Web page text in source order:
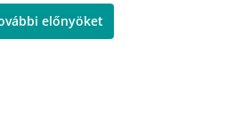
előnyöket